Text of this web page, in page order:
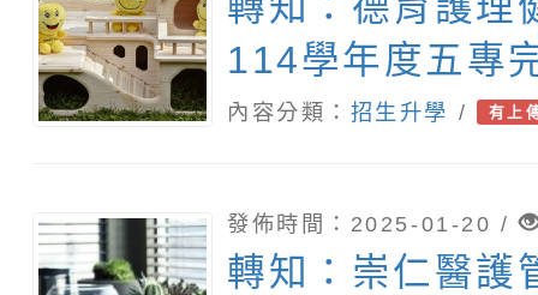
114學年度五專
學單獨招生資訊
內容分類： 招生升學 / 有上
發佈時間：2025-01-20 /
轉知：崇仁醫護